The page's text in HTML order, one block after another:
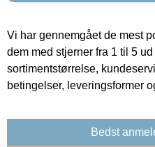
Vi har gennemgået de mest
dem med stjerner fra 1 til 5
sortimentstørrelse,
betingelser, leveringsformer
Bedst